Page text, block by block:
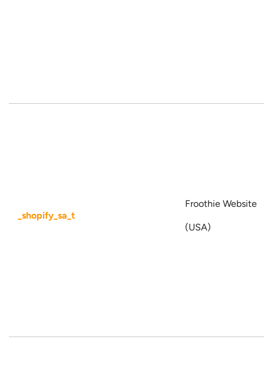
_shopify_sa_t
Froothie Website
(USA)